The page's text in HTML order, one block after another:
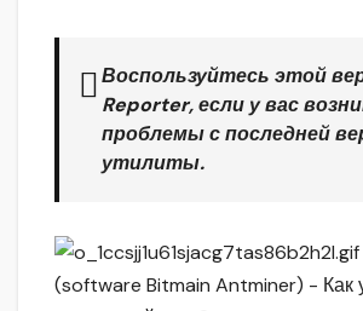
Воспользуйтесь этой
Reporter, если у вас
проблемы с последней
утилиты.